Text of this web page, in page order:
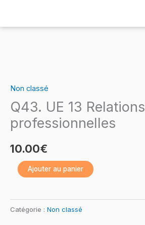
Non classé
Q43. UE 13 Relations
professionnelles
10.00€
Q43.
UE
Relations
professionnelles
Ajouter au panier
Catégorie : Non classé